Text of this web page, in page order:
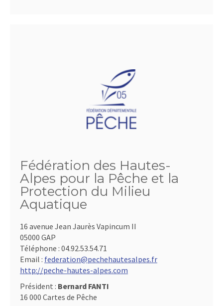
Fédération des Hautes-
Alpes pour la Pêche et la
Protection du Milieu
Aquatique
16 avenue Jean Jaurès Vapincum II
05000 GAP
Téléphone : 04.92.53.54.71
Email : federation@pechehautesalpes.fr
http://peche-hautes-alpes.com
Président : Bernard FANTI
16 000 Cartes de Pêche